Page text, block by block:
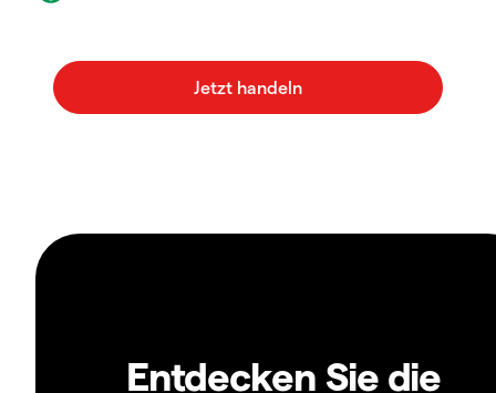
Entdecken Sie die